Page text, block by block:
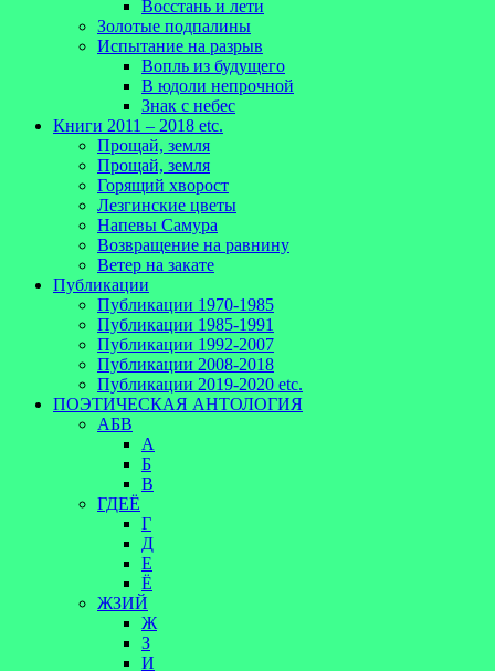
Восстань и лети
Золотые подпалины
Испытание на разрыв
Вопль из будущего
В юдоли непрочной
Знак с небес
Книги 2011 – 2018 etc.
Прощай, земля
Прощай, земля
Горящий хворост
Лезгинские цветы
Напевы Самура
Возвращение на равнину
Ветер на закате
Публикации
Публикации 1970-1985
Публикации 1985-1991
Публикации 1992-2007
Публикации 2008-2018
Публикации 2019-2020 etc.
ПОЭТИЧЕСКАЯ АНТОЛОГИЯ
АБВ
А
Б
В
ГДЕЁ
Г
Д
Е
Ё
ЖЗИЙ
Ж
З
И